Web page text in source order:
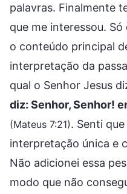
palavras. Finalmente
que me interessou.
o conteúdo principal
interpretação da
qual o Senhor Jesus
diz: Senhor, Senhor!
(Mateus 7:21). Senti
interpretação única e
Não adicionei essa
modo que não